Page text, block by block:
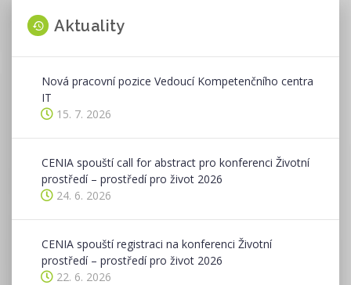
Aktuality
Nová pracovní pozice Vedoucí Kompetenčního centra
IT
15. 7. 2026
CENIA spouští call for abstract pro konferenci Životní
prostředí – prostředí pro život 2026
24. 6. 2026
CENIA spouští registraci na konferenci Životní
prostředí – prostředí pro život 2026
22. 6. 2026